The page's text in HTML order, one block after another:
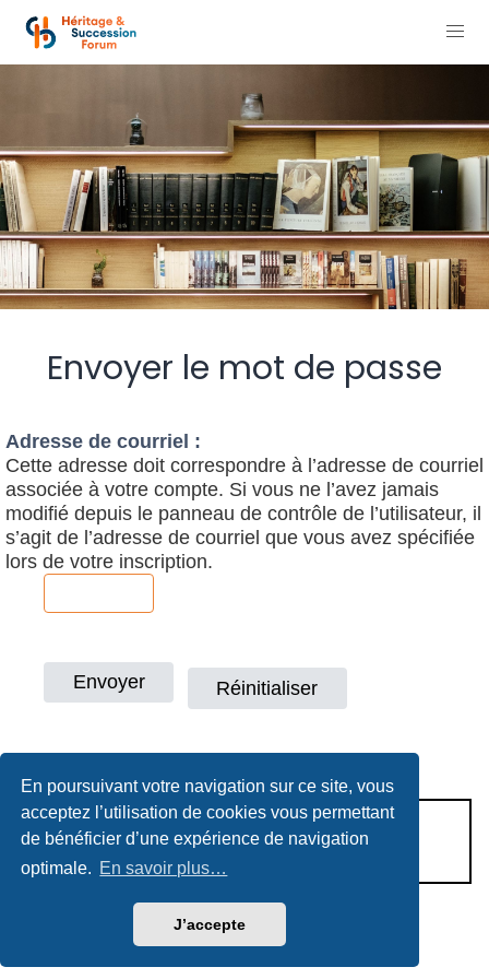
En poursuivant votre navigation sur ce site, vous
acceptez l’utilisation de cookies vous permettant
de bénéficier d’une expérience de navigation
optimale. En savoir plus…
J’accepte
Envoyer le mot de passe
Adresse de courriel :
Cette adresse doit correspondre à l’adresse de courriel
associée à votre compte. Si vous ne l’avez jamais
modifié depuis le panneau de contrôle de l’utilisateur, il
s’agit de l’adresse de courriel que vous avez spécifiée
lors de votre inscription.
CONDITIONS D’UTILISATION
POLITIQUE DE VIE PRIVÉE
Héritage & Succession